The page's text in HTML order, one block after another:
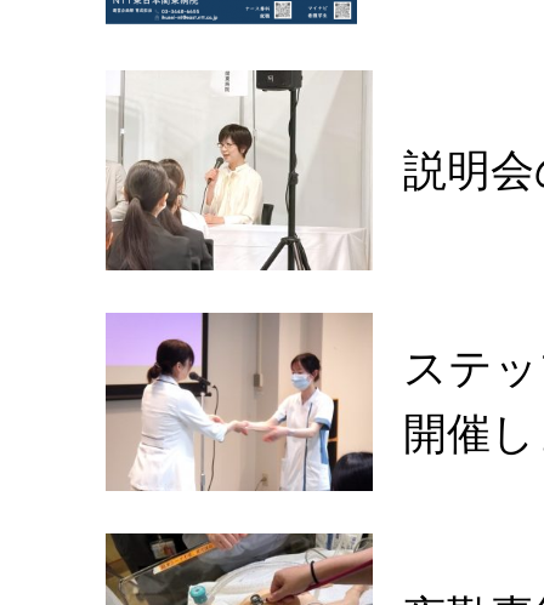
説明
ステ
開催